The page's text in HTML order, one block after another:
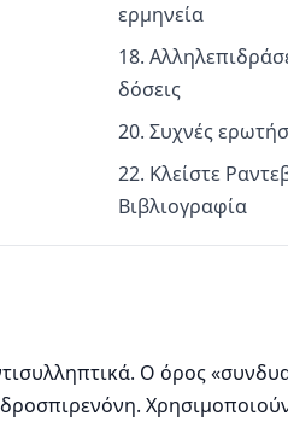
ερμηνεία
18.
δόσεις
20. Συχνές
22. Κλείστε
Βιβλιογραφία
Ο όρος